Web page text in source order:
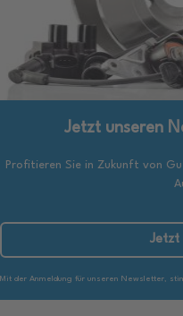
Jetzt unseren
Profitieren Sie in Zukunft von
Jetzt
Mit der Anmeldung für unseren Newsletter,